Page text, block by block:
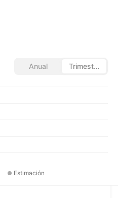
Anual Trimestral
Estimación